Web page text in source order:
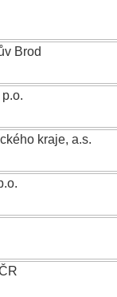
Brod
kraje, a.s.